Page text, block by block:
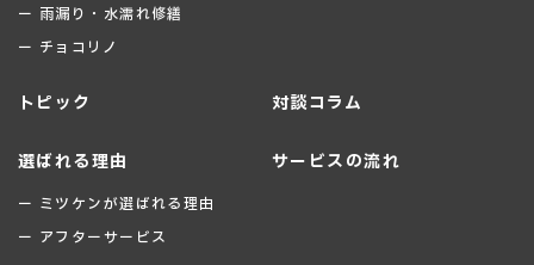
ー 雨漏り・水濡れ修繕
ー チョコリノ
トピック 対談コラム
選ばれる理由
ー ミツケンが選ばれる理由
ー アフターサービス
サービスの流れ